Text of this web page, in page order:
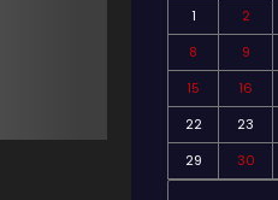
1
2
8
9
15
16
22
23
29
30